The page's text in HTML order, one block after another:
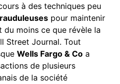
à des techniques peu
pour maintenir
du moins ce que révèle la
Street Journal. Tout
Wells Fargo & Co a
de plusieurs
de la société